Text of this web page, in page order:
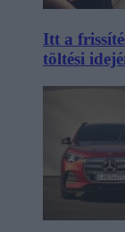
Itt a
töltési